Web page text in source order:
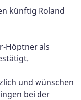
künftig Roland
Höptner als
und wünschen
bei der